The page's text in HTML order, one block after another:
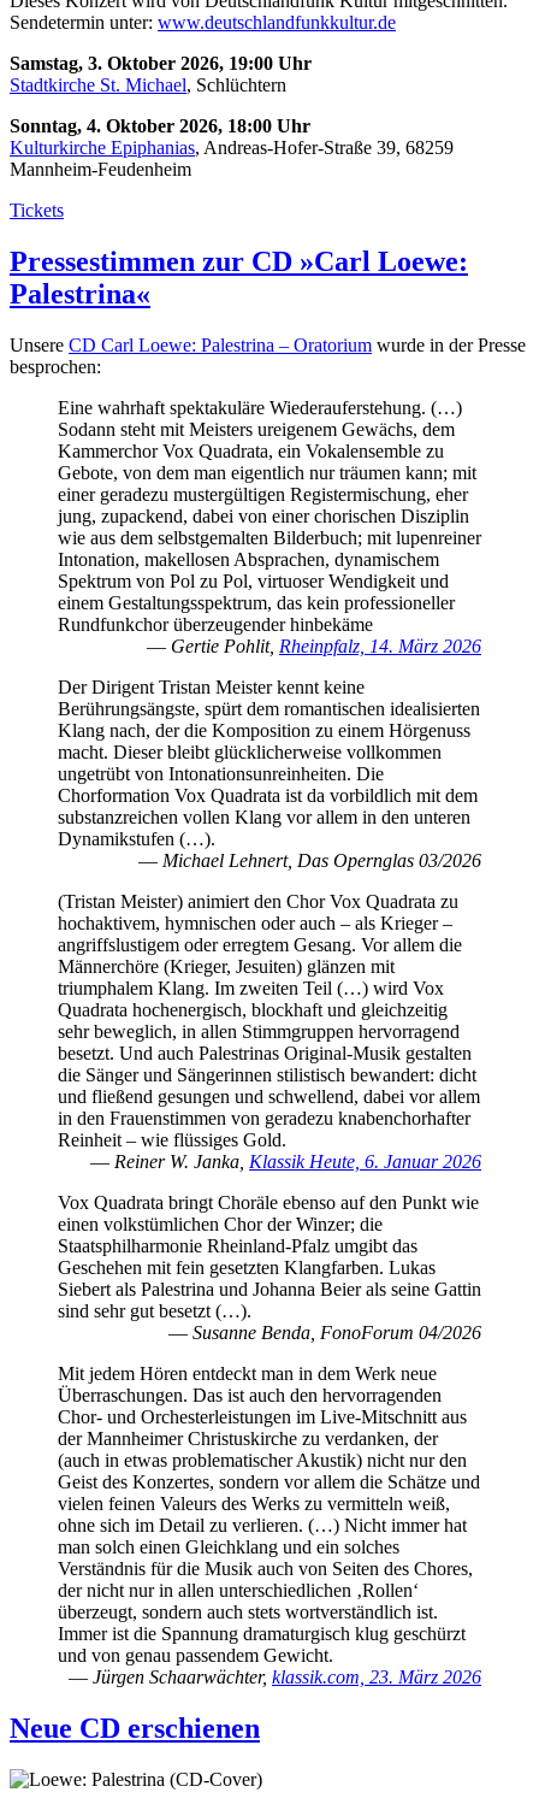
Sendetermin unter: www.deutschlandfunkkultur.de
Samstag, 3. Oktober 2026, 19:00 Uhr
Stadtkirche St. Michael, Schlüchtern
Sonntag, 4. Oktober 2026, 18:00 Uhr
Kulturkirche Epiphanias, Andreas-Hofer-Straße 39, 68259
Mannheim-Feudenheim
Tickets
Pressestimmen zur CD »Carl Loewe:
Palestrina«
Unsere CD Carl Loewe: Palestrina – Oratorium wurde in der Presse
besprochen:
Eine wahrhaft spektakuläre Wiederauferstehung. (…)
Sodann steht mit Meisters ureigenem Gewächs, dem
Kammerchor Vox Quadrata, ein Vokalensemble zu
Gebote, von dem man eigentlich nur träumen kann; mit
einer geradezu mustergültigen Registermischung, eher
jung, zupackend, dabei von einer chorischen Disziplin
wie aus dem selbstgemalten Bilderbuch; mit lupenreiner
Intonation, makellosen Absprachen, dynamischem
Spektrum von Pol zu Pol, virtuoser Wendigkeit und
einem Gestaltungsspektrum, das kein professioneller
Rundfunkchor überzeugender hinbekäme
― Gertie Pohlit, Rheinpfalz, 14. März 2026
Der Dirigent Tristan Meister kennt keine
Berührungsängste, spürt dem romantischen idealisierten
Klang nach, der die Komposition zu einem Hörgenuss
macht. Dieser bleibt glücklicherweise vollkommen
ungetrübt von Intonationsunreinheiten. Die
Chorformation Vox Quadrata ist da vorbildlich mit dem
substanzreichen vollen Klang vor allem in den unteren
Dynamikstufen (…).
― Michael Lehnert, Das Opernglas 03/2026
(Tristan Meister) animiert den Chor Vox Quadrata zu
hochaktivem, hymnischen oder auch – als Krieger –
angriffslustigem oder erregtem Gesang. Vor allem die
Männerchöre (Krieger, Jesuiten) glänzen mit
triumphalem Klang. Im zweiten Teil (…) wird Vox
Quadrata hochenergisch, blockhaft und gleichzeitig
sehr beweglich, in allen Stimmgruppen hervorragend
besetzt. Und auch Palestrinas Original-Musik gestalten
die Sänger und Sängerinnen stilistisch bewandert: dicht
und fließend gesungen und schwellend, dabei vor allem
in den Frauenstimmen von geradezu knabenchorhafter
Reinheit – wie flüssiges Gold.
― Reiner W. Janka, Klassik Heute, 6. Januar 2026
Vox Quadrata bringt Choräle ebenso auf den Punkt wie
einen volkstümlichen Chor der Winzer; die
Staatsphilharmonie Rheinland-Pfalz umgibt das
Geschehen mit fein gesetzten Klangfarben. Lukas
Siebert als Palestrina und Johanna Beier als seine Gattin
sind sehr gut besetzt (…).
― Susanne Benda, FonoForum 04/2026
Mit jedem Hören entdeckt man in dem Werk neue
Überraschungen. Das ist auch den hervorragenden
Chor- und Orchesterleistungen im Live-Mitschnitt aus
der Mannheimer Christuskirche zu verdanken, der
(auch in etwas problematischer Akustik) nicht nur den
Geist des Konzertes, sondern vor allem die Schätze und
vielen feinen Valeurs des Werks zu vermitteln weiß,
ohne sich im Detail zu verlieren. (…) Nicht immer hat
man solch einen Gleichklang und ein solches
Verständnis für die Musik auch von Seiten des Chores,
der nicht nur in allen unterschiedlichen ‚Rollen‘
überzeugt, sondern auch stets wortverständlich ist.
Immer ist die Spannung dramaturgisch klug geschürzt
und von genau passendem Gewicht.
― Jürgen Schaarwächter, klassik.com, 23. März 2026
Neue CD erschienen